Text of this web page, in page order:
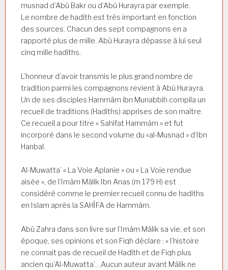
musnad d’Abû Bakr ou d’Abû Hurayra par exemple.
Le nombre de hadîth est très important en fonction
des sources. Chacun des sept compagnons en a
rapporté plus de mille. Abû Hurayra dépasse à lui seul
cinq mille hadîths.
L’honneur d’avoir transmis le plus grand nombre de
tradition parmi les compagnons revient à Abû Hurayra.
Un de ses disciples Hammâm ibn Munabbih compila un
recueil de traditions (Hadîths) apprises de son maître.
Ce recueil a pour titre « Sahîfat Hammâm » et fut
incorporé dans le second volume du «al-Musnad » d’Ibn
Hanbal.
Al-Muwatta’ « La Voie Aplanie » ou « La Voie rendue
aisée », de l’Imâm Mâlik Ibn Anas (m 179 H) est
considéré comme le premier recueil connu de hadiths
en Islam après la SAHÎFA de Hammâm.
Abû Zahra dans son livre sur l’Imâm Mâlik sa vie, et son
époque, ses opinions et son Fiqh déclare : « l’histoire
ne connaît pas de recueil de Hadîth et de Fiqh plus
ancien qu’Al-Muwatta’…Aucun auteur avant Mâlik ne